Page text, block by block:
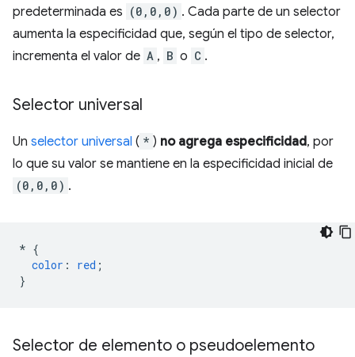
predeterminada es (0,0,0) . Cada parte de un selector
aumenta la especificidad que, según el tipo de selector,
incrementa el valor de A , B o C .
Selector universal
Un selector universal ( * ) no agrega especificidad, por
lo que su valor se mantiene en la especificidad inicial de
(0,0,0) .
* {
color : red ;
}
Selector de elemento o pseudoelemento